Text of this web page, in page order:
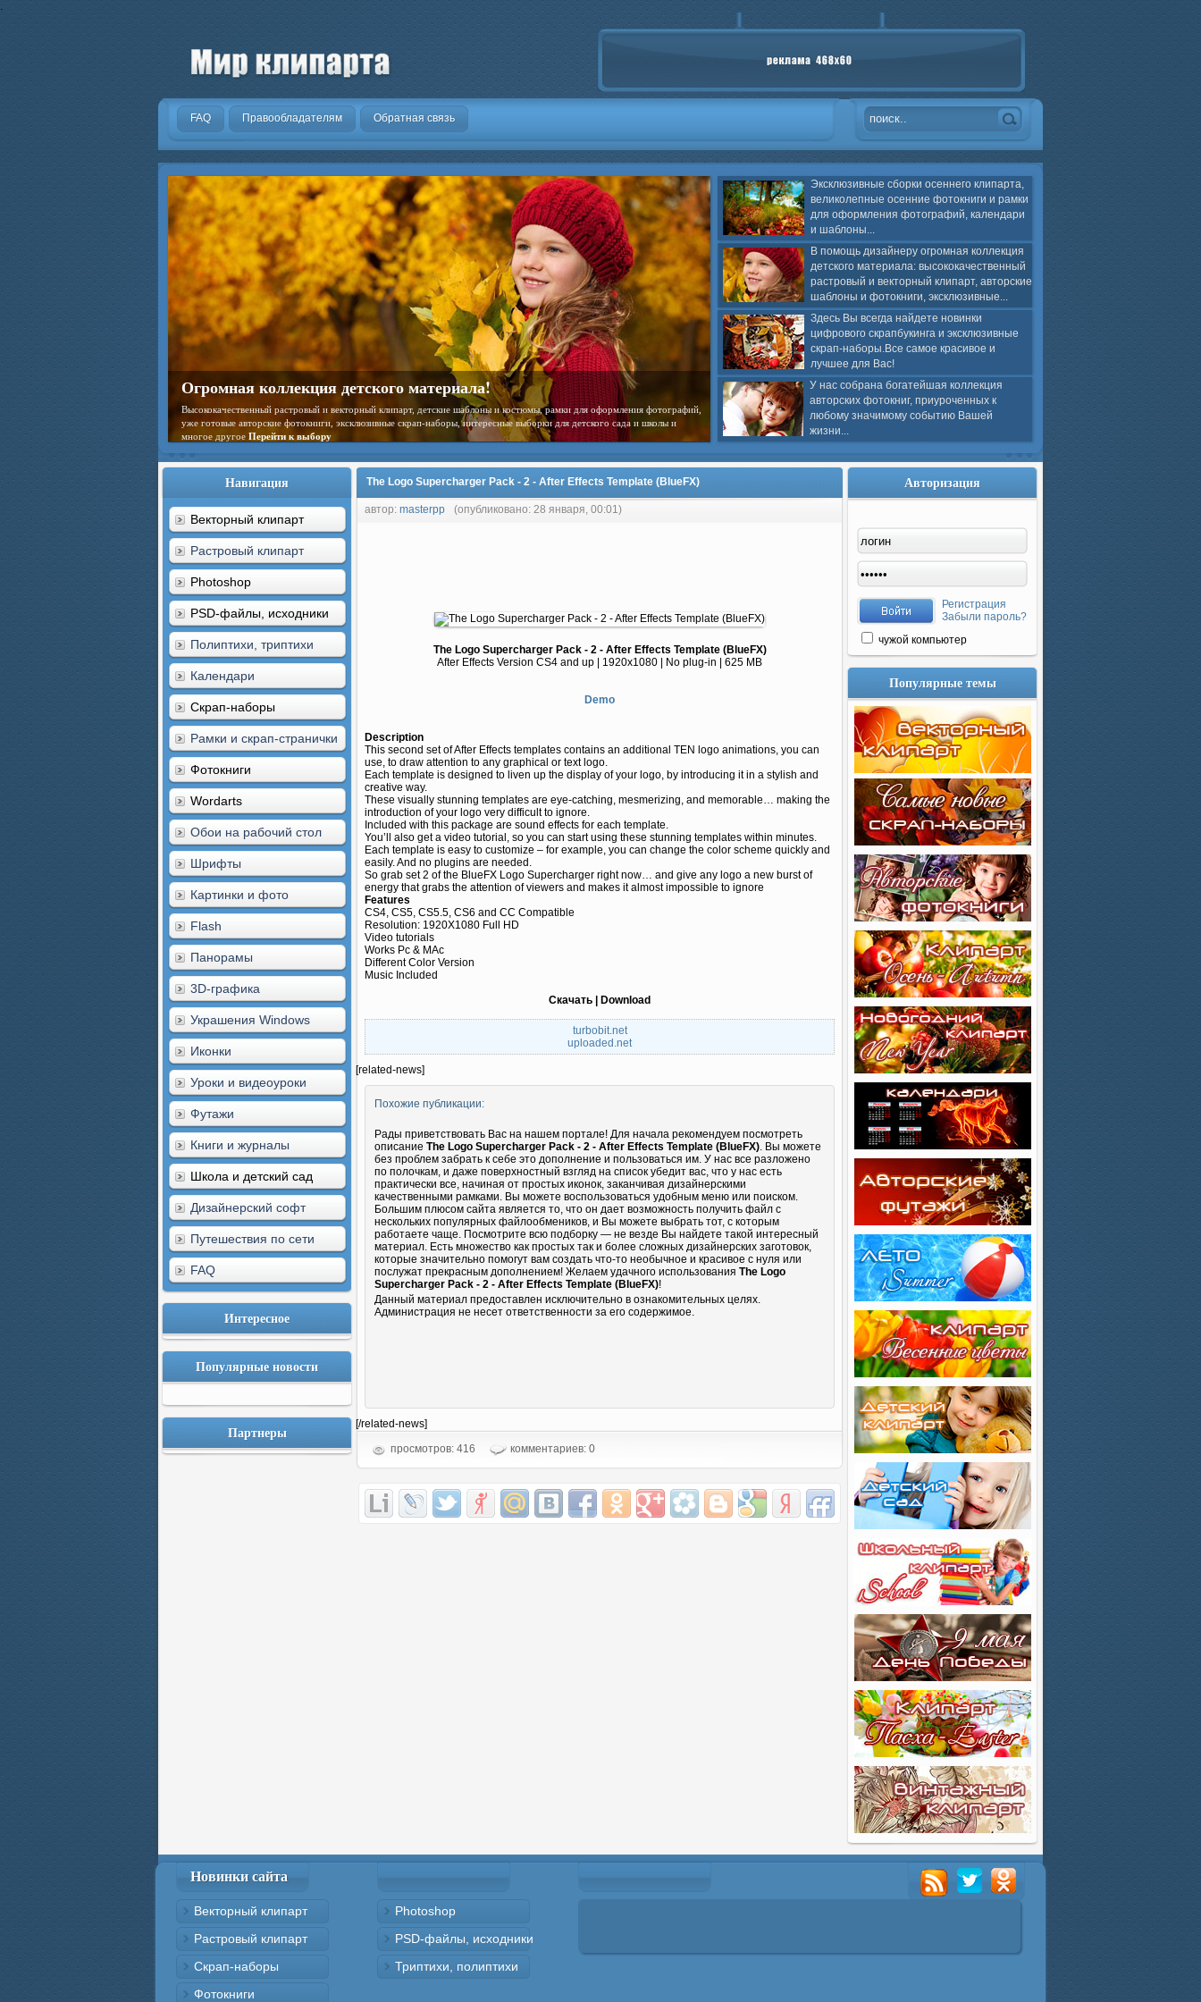
.
FAQ Правообладателям Обратная связь
Эксклюзивные сборки осеннего клипарта,
великолепные осенние фотокниги и рамки
для оформления фотографий, календари
и шаблоны...
В помощь дизайнеру огромная коллекция
детского материала: высококачественный
растровый и векторный клипарт, авторские
шаблоны и фотокниги, эксклюзивные...
Здесь Вы всегда найдете новинки
цифрового скрапбукинга и эксклюзивные
скрап-наборы.Все самое красивое и
лучшее для Вас!
У нас собрана богатейшая коллекция
авторских фотокниг, приуроченных к
любому значимому событию Вашей
жизни...
Огромная коллекция детского материала!
Высококачественный растровый и векторный клипарт, детские шаблоны и костюмы, рамки для оформления фотографий,
уже готовые авторские фотокниги, эксклюзивные скрап-наборы, интересные выборки для детского сада и школы и
многое другое Перейти к выбору
Навигация
Векторный клипарт
Растровый клипарт
Photoshop
PSD-файлы, исходники
Полиптихи, триптихи
Календари
Скрап-наборы
Рамки и скрап-странички
Фотокниги
Wordarts
Обои на рабочий стол
Шрифты
Картинки и фото
Flash
Панорамы
3D-графика
Украшения Windows
Иконки
Уроки и видеоуроки
Футажи
Книги и журналы
Школа и детский сад
Дизайнерский софт
Путешествия по сети
FAQ
Интересное
Популярные новости
Партнеры
The Logo Supercharger Pack - 2 - After Effects Template (BlueFX)
автор: masterpp (опубликовано: 28 января, 00:01)
The Logo Supercharger Pack - 2 - After Effects Template (BlueFX)
After Effects Version CS4 and up | 1920x1080 | No plug-in | 625 MB
Demo
Description
This second set of After Effects templates contains an additional TEN logo animations, you can
use, to draw attention to any graphical or text logo.
Each template is designed to liven up the display of your logo, by introducing it in a stylish and
creative way.
These visually stunning templates are eye-catching, mesmerizing, and memorable… making the
introduction of your logo very difficult to ignore.
Included with this package are sound effects for each template.
You’ll also get a video tutorial, so you can start using these stunning templates within minutes.
Each template is easy to customize – for example, you can change the color scheme quickly and
easily. And no plugins are needed.
So grab set 2 of the BlueFX Logo Supercharger right now… and give any logo a new burst of
energy that grabs the attention of viewers and makes it almost impossible to ignore
Features
CS4, CS5, CS5.5, CS6 and CC Compatible
Resolution: 1920X1080 Full HD
Video tutorials
Works Pc & MAc
Different Color Version
Music Included
Скачать | Download
turbobit.net
uploaded.net
[related-news]
Похожие публикации:
Рады приветствовать Вас на нашем портале! Для начала рекомендуем посмотреть
описание The Logo Supercharger Pack - 2 - After Effects Template (BlueFX). Вы можете
без проблем забрать к себе это дополнение и пользоваться им. У нас все разложено
по полочкам, и даже поверхностный взгляд на список убедит вас, что у нас есть
практически все, начиная от простых иконок, заканчивая дизайнерскими
качественными рамками. Вы можете воспользоваться удобным меню или поиском.
Большим плюсом сайта является то, что он дает возможность получить файл с
нескольких популярных файлообмеников, и Вы можете выбрать тот, с которым
работаете чаще. Посмотрите всю подборку — не везде Вы найдете такой интересный
материал. Есть множество как простых так и более сложных дизайнерских заготовок,
которые значительно помогут вам создать что-то необычное и красивое с нуля или
послужат прекрасным дополнением! Желаем удачного использования The Logo
Supercharger Pack - 2 - After Effects Template (BlueFX)!
Данный материал предоставлен исключительно в ознакомительных целях.
Администрация не несет ответственности за его содержимое.
[/related-news]
просмотров: 416
комментариев: 0
Авторизация
Регистрация
Забыли пароль?
чужой компьютер
Популярные темы
Новинки сайта
Векторный клипарт
Растровый клипарт
Скрап-наборы
Фотокниги
Photoshop
PSD-файлы, исходники
Триптихи, полиптихи